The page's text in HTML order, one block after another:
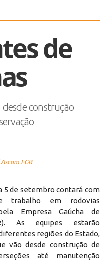
de
desde construção
EGR
5 de setembro contará com
trabalho em rodovias
Empresa Gaúcha de
As equipes estarão
regiões do Estado,
vão desde construção de
até manutenção